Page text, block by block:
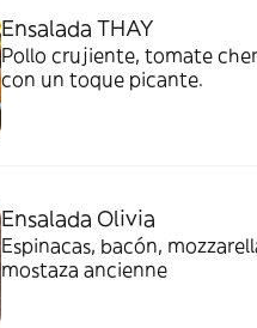
Ensalada THAY
Pollo crujiente, tomate
con un toque picante.
Ensalada Olivia
Espinacas, bacón,
mostaza ancienne